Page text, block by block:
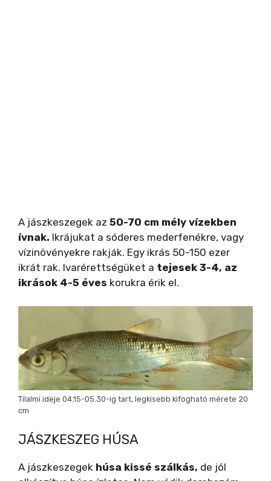
A jászkeszegek az 50-70 cm mély vízekben
ívnak. Ikrájukat a sóderes mederfenékre, vagy
vízinövényekre rakják. Egy ikrás 50-150 ezer
ikrát rak. Ivarérettségüket a tejesek 3-4, az
ikrások 4-5 éves korukra érik el.
Tilalmi ideje 04.15-05.30-ig tart, legkisebb kifogható mérete 20
cm
JÁSZKESZEG HÚSA
A jászkeszegek húsa kissé szálkás, de jól